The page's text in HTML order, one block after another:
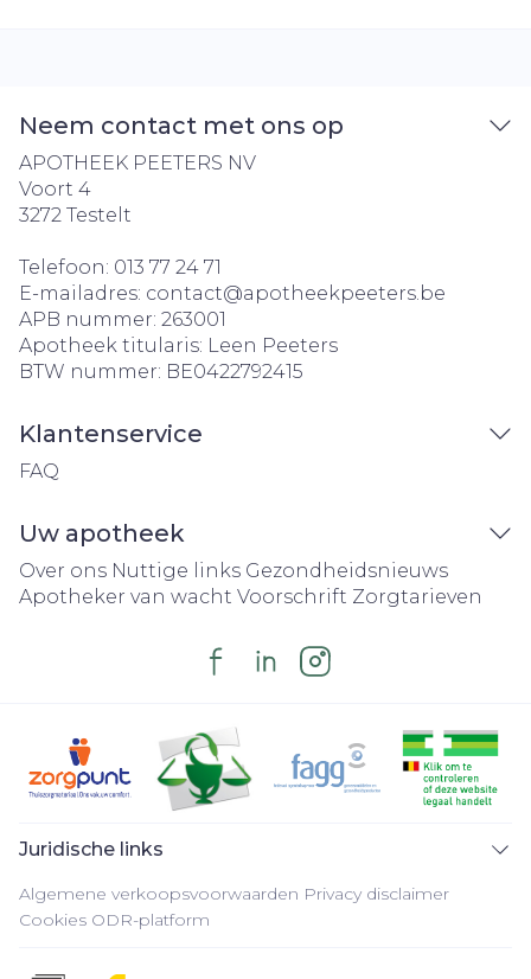
Neem contact met ons op
APOTHEEK PEETERS NV
Voort 4
3272 Testelt
Telefoon: 013 77 24 71
E-mailadres: contact@apotheekpeeters.be
APB nummer: 263001
Apotheek titularis: Leen Peeters
BTW nummer: BE0422792415
Klantenservice
FAQ
Uw apotheek
Over ons Nuttige links Gezondheidsnieuws
Apotheker van wacht Voorschrift Zorgtarieven
Juridische links
Algemene verkoopsvoorwaarden Privacy disclaimer
Cookies ODR-platform